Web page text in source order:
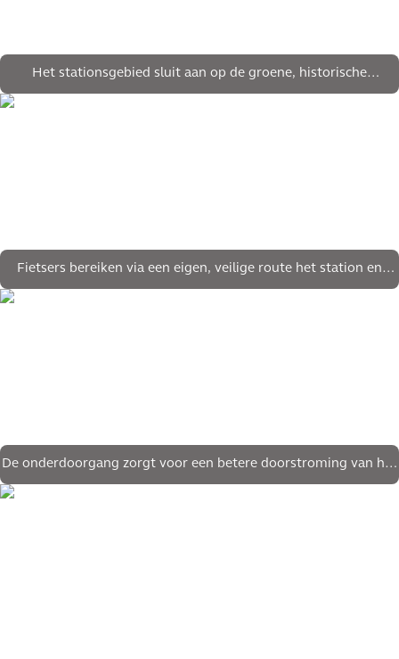
Het stationsgebied sluit aan op de groene, historische
landgoederen
Fietsers bereiken via een eigen, veilige route het station en
overdekte fietsenstalling
De onderdoorgang zorgt voor een betere doorstroming van het
verkeer